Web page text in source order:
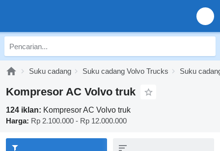
Suku cadang Suku cadang Volvo Trucks Suku
Kompresor AC Volvo truk
124 iklan: Kompresor AC Volvo truk
Harga: Rp 2.100.000 - Rp 12.000.000